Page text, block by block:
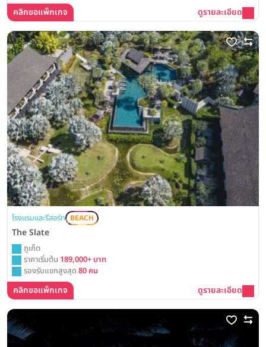
คลิกขอแพ็กเกจ ดูรายละเอียด
โรงแรมและรีสอร์ท BEACH
The Slate
ภูเก็ต
ราคาเริ่มต้น 189,000+ บาท
รองรับแขกสูงสุด 80 คน
คลิกขอแพ็กเกจ ดูรายละเอียด